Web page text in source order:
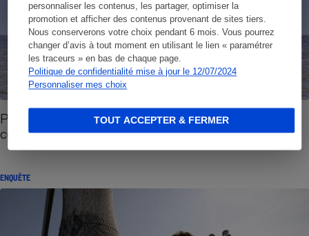
personnaliser les contenus, les partager, optimiser la
promotion et afficher des contenus provenant de sites tiers.
Nous conserverons votre choix pendant 6 mois. Vous pourrez
changer d’avis à tout moment en utilisant le lien « paramétrer
les traceurs » en bas de chaque page.
Politique de confidentialité mise à jour le 12/07/2024
Personnaliser mes choix
TOUT ACCEPTER & FERMER
Pêche durable - Manger des poissons en bonne
conscience
ENQUÊTE